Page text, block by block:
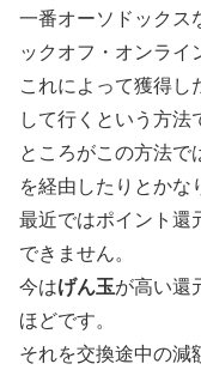
一番オーソドックス
ックオフ・オンライ
これによって獲得し
して行くという方法
ところがこの方法で
を経由したりとかな
最近ではポイント還
できません。
今はげん玉が高い還
ほどです。
それを交換途中の減